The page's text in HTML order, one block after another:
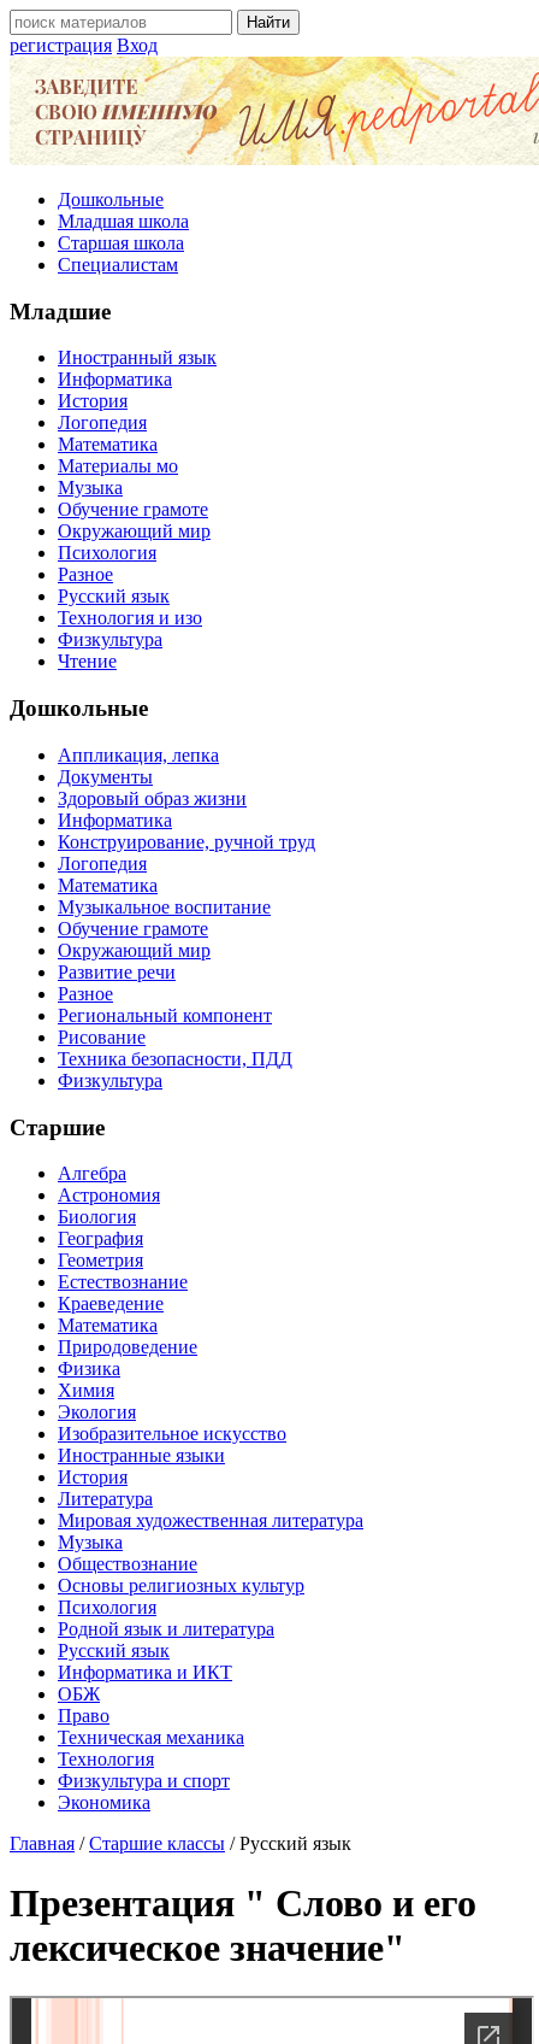
регистрация Вход
Дошкольные
Младшая школа
Старшая школа
Специалистам
Младшие
Иностранный язык
Информатика
История
Логопедия
Математика
Материалы мо
Музыка
Обучение грамоте
Окружающий мир
Психология
Разное
Русский язык
Технология и изо
Физкультура
Чтение
Дошкольные
Аппликация, лепка
Документы
Здоровый образ жизни
Информатика
Конструирование, ручной труд
Логопедия
Математика
Музыкальное воспитание
Обучение грамоте
Окружающий мир
Развитие речи
Разное
Региональный компонент
Рисование
Техника безопасности, ПДД
Физкультура
Старшие
Алгебра
Астрономия
Биология
География
Геометрия
Естествознание
Краеведение
Математика
Природоведение
Физика
Химия
Экология
Изобразительное искусство
Иностранные языки
История
Литература
Мировая художественная литература
Музыка
Обществознание
Основы религиозных культур
Психология
Родной язык и литература
Русский язык
Информатика и ИКТ
ОБЖ
Право
Техническая механика
Технология
Физкультура и спорт
Экономика
Главная /Старшие классы /Русский язык
Презентация " Слово и его
лексическое значение"